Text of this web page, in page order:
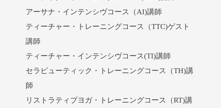
アーサナ・インテンシヴコース（AI)講師
ティーチャー・トレーニングコース（TTC)ゲスト
講師
ティーチャー・インテンシヴコース(TI)講師
セラピューティック・トレーニングコース（TH)講
師
リストラティブヨガ・トレーニングコース（RT)講